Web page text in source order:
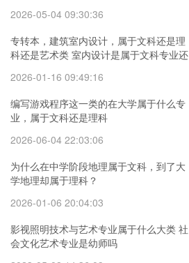
2026-05-04 09:30:36
专转本，建筑室内设计，属于文科还是理
科还是艺术类 室内设计是属于文科专业还
2026-01-16 09:49:16
编写游戏程序这一类的在大学属于什么专
业，属于文科还是理科
2026-06-04 22:03:06
为什么在中学阶段地理属于文科，到了大
学地理却属于理科？
2026-01-06 20:04:03
影视照明技术与艺术专业属于什么大类 社
会文化艺术专业是幼师吗